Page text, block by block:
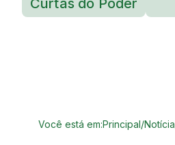
Curtas do Poder
Você está em:Principal/Notícia